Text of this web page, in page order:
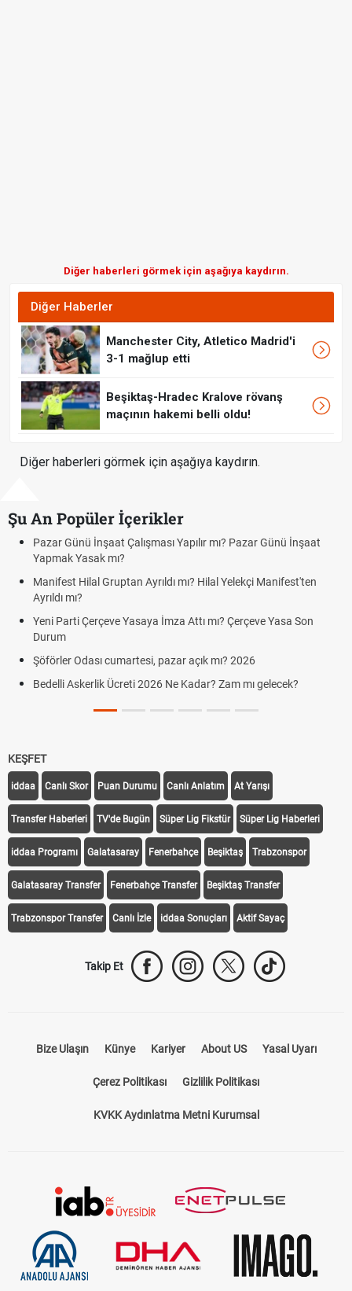
Diğer haberleri görmek için aşağıya kaydırın.
Diğer Haberler
Manchester City, Atletico Madrid'i
3-1 mağlup etti
Beşiktaş-Hradec Kralove rövanş
maçının hakemi belli oldu!
Diğer haberleri görmek için aşağıya kaydırın.
Şu An Popüler İçerikler
Günü İnşaat Çalışması Yapılır mı? Pazar Günü İnşaat
Yasak mı?
Hilal Gruptan Ayrıldı mı? Hilal Yelekçi Manifest'ten
mı?
Parti Çerçeve Yasaya İmza Attı mı? Çerçeve Yasa Son
Odası cumartesi, pazar açık mı? 2026
Askerlik Ücreti 2026 Ne Kadar? Zam mı gelecek?
KEŞFET
iddaa Canlı Skor Puan Durumu Canlı Anlatım At Yarışı
Transfer Haberleri TV'de Bugün Süper Lig Fikstür Süper Lig Haberleri
iddaa Programı Galatasaray Fenerbahçe Beşiktaş Trabzonspor
Galatasaray Transfer Fenerbahçe Transfer Beşiktaş Transfer
Trabzonspor Transfer Canlı İzle iddaa Sonuçları Aktif Sayaç
Takip Et
Bize Ulaşın Künye Kariyer About US Yasal Uyarı
Çerez Politikası Gizlilik Politikası
KVKK Aydınlatma Metni Kurumsal